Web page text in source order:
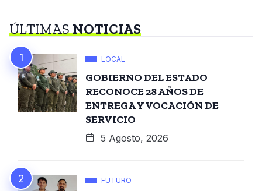
ÚLTIMASNOTICIAS
LOCAL
GOBIERNO DEL ESTADO
RECONOCE 28 AÑOS DE
ENTREGA Y VOCACIÓN DE
SERVICIO
5 Agosto, 2026
FUTURO